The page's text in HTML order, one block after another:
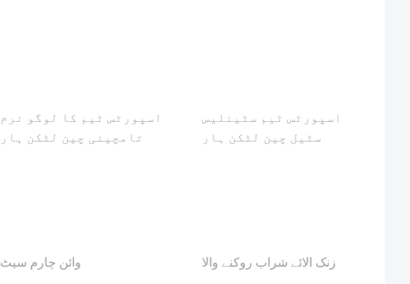
اسپورٹس ٹیم کا لوگو نرم
تامچینی چین لٹکن ہار
اسپورٹس ٹیم سٹینلیس
سٹیل چین لٹکن ہار
وائن چارم سیٹ زنک الائے شراب روکنے والا